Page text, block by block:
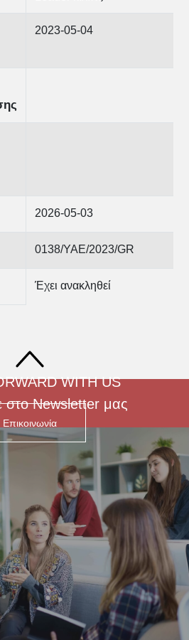
2023-05-04
2026-05-03
0138/ΥΑΕ/2023/GR
Έχει ανακληθεί
στο Newsletter μας
WITH US
Επικοινωνία